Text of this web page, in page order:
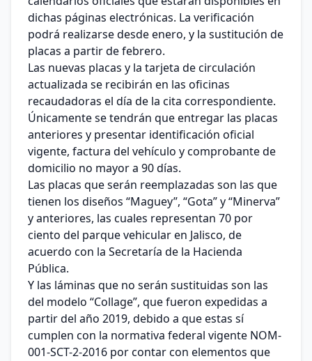
dichas páginas electrónicas. La verificación
podrá realizarse desde enero, y la sustitución de
placas a partir de febrero.
Las nuevas placas y la tarjeta de circulación
actualizada se recibirán en las oficinas
recaudadoras el día de la cita correspondiente.
Únicamente se tendrán que entregar las placas
anteriores y presentar identificación oficial
vigente, factura del vehículo y comprobante de
domicilio no mayor a 90 días.
Las placas que serán reemplazadas son las que
tienen los diseños “Maguey”, “Gota” y “Minerva”
y anteriores, las cuales representan 70 por
ciento del parque vehicular en Jalisco, de
acuerdo con la Secretaría de la Hacienda
Pública.
Y las láminas que no serán sustituidas son las
del modelo “Collage”, que fueron expedidas a
partir del año 2019, debido a que estas sí
cumplen con la normativa federal vigente NOM-
001-SCT-2-2016 por contar con elementos que